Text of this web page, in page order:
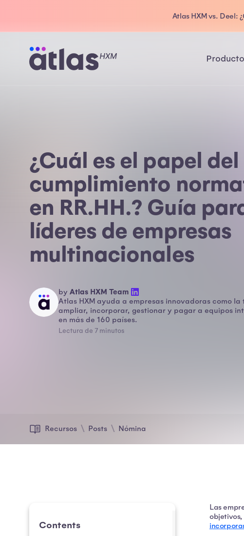
Atlas HXM vs. Deel:
¿Cuál es el papel del
cumplimiento
en RR.HH.? Guía
líderes de empresas
multinacionales
by Atlas HXM Team
Atlas HXM ayuda a empresas innovadoras como la
ampliar, incorporar, gestionar y pagar a equipos
en más de 160 países.
Lectura de 7 minutos
Recursos Posts Nómina
Contents
Las
objetivos,